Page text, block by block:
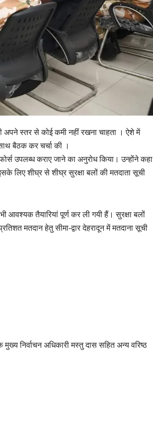
स्तर से कोई कमी नहीं रखना चाहता । ऐशे में
बैठक कर चर्चा की ।
उपलब्ध कराए जाने का अनुरोध किया। उन्होंने कहा
लिए शीघ्र से शीघ्र सुरक्षा बलों की मतदाता सूची
तैयारियां पूर्ण कर ली गयी हैं। सुरक्षा बलों
मतदान हेतु सीमा-द्वार देहरादून में मतदाना सूची
निर्वाचन अधिकारी मस्तु दास सहित अन्य वरिष्ठ